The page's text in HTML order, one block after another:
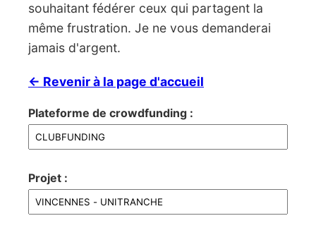
souhaitant fédérer ceux qui partagent la
même frustration. Je ne vous demanderai
jamais d'argent.
← Revenir à la page d'accueil
Plateforme de crowdfunding :
Projet :